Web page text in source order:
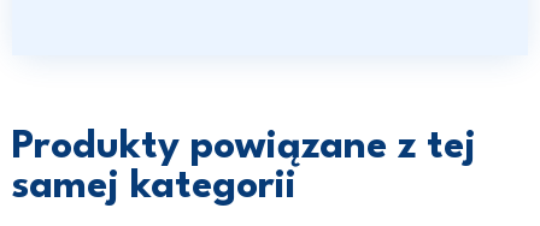
Produkty powiązane z tej
samej kategorii